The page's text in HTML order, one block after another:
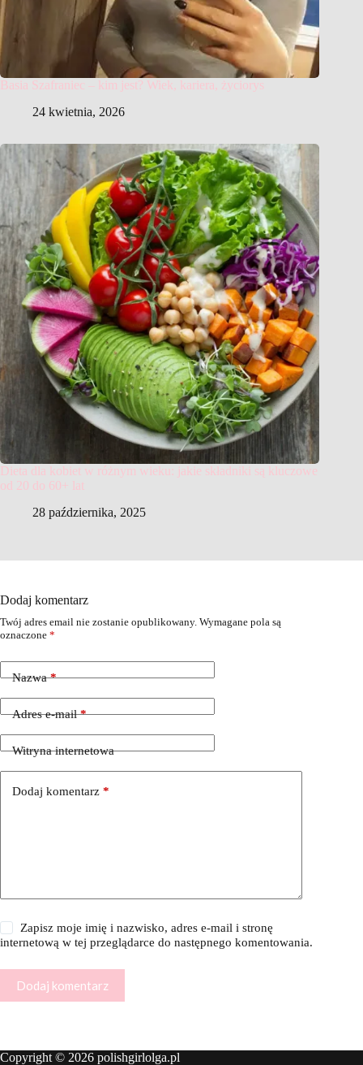
Basia Szafraniec – kim jest? Wiek, kariera, życiorys
24 kwietnia, 2026
Dieta dla kobiet w różnym wieku: jakie składniki są kluczowe
od 20 do 60+ lat
28 października, 2025
Dodaj komentarz
Twój adres email nie zostanie opublikowany. Wymagane pola są
oznaczone *
Nazwa*
Adres e-mail*
Witryna internetowa
Dodaj komentarz *
Zapisz moje imię i nazwisko, adres e-mail i stronę
internetową w tej przeglądarce do następnego komentowania.
Dodaj komentarz
Copyright © 2026 polishgirlolga.pl